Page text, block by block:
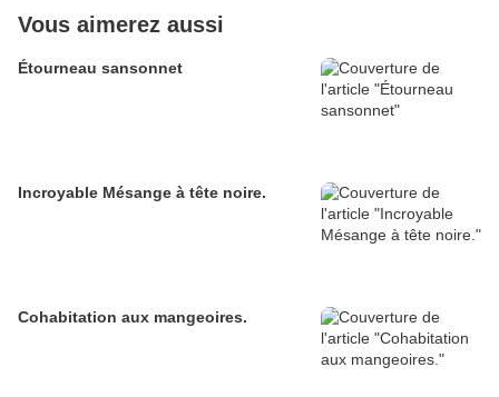
Vous aimerez aussi
Étourneau sansonnet
Incroyable Mésange à tête noire.
Cohabitation aux mangeoires.